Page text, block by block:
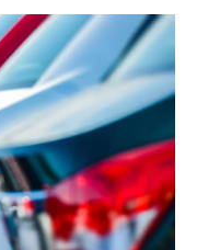
המלצות
ניהול
צור קשר